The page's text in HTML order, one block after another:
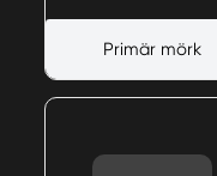
Primär mörk